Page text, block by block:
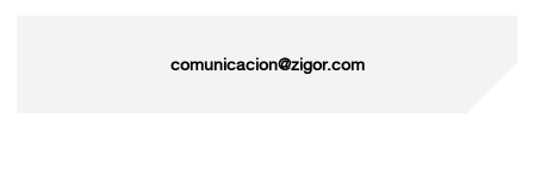
comunicacion@zigor.com